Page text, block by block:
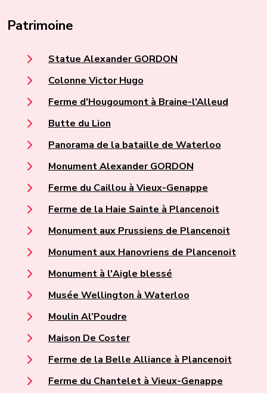
Patrimoine
Statue Alexander GORDON
Colonne Victor Hugo
Ferme d'Hougoumont à Braine-l’Alleud
Butte du Lion
Panorama de la bataille de Waterloo
Monument Alexander GORDON
Ferme du Caillou à Vieux-Genappe
Ferme de la Haie Sainte à Plancenoit
Monument aux Prussiens de Plancenoit
Monument aux Hanovriens de Plancenoit
Monument à l'Aigle blessé
Musée Wellington à Waterloo
Moulin Al’Poudre
Maison De Coster
Ferme de la Belle Alliance à Plancenoit
Ferme du Chantelet à Vieux-Genappe